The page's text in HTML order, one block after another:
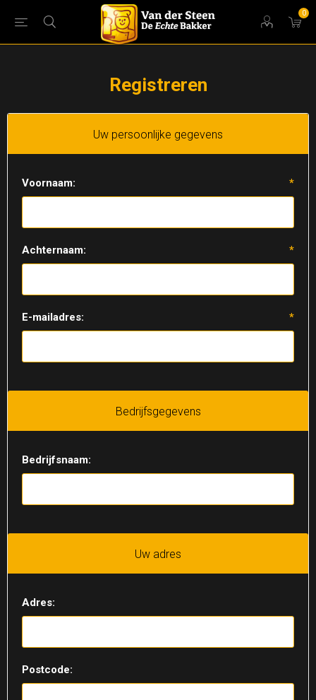
0
Registreren
Uw persoonlijke gegevens
Voornaam: *
Achternaam: *
E-mailadres: *
Bedrijfsgegevens
Bedrijfsnaam:
Uw adres
Adres:
Postcode: